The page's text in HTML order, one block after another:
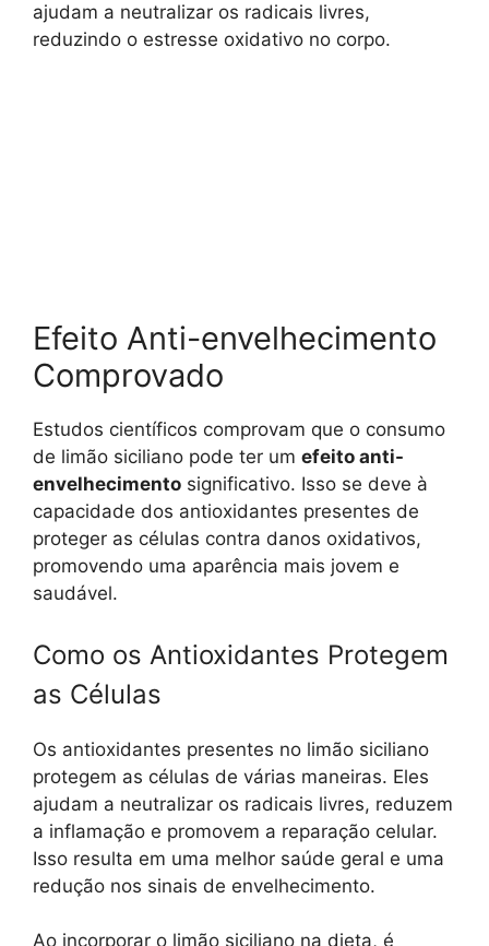
ajudam a neutralizar os radicais livres,
reduzindo o estresse oxidativo no corpo.
Efeito Anti-envelhecimento
Comprovado
Estudos científicos comprovam que o consumo
de limão siciliano pode ter um efeito anti-
envelhecimento significativo. Isso se deve à
capacidade dos antioxidantes presentes de
proteger as células contra danos oxidativos,
promovendo uma aparência mais jovem e
saudável.
Como os Antioxidantes Protegem
as Células
Os antioxidantes presentes no limão siciliano
protegem as células de várias maneiras. Eles
ajudam a neutralizar os radicais livres, reduzem
a inflamação e promovem a reparação celular.
Isso resulta em uma melhor saúde geral e uma
redução nos sinais de envelhecimento.
Ao incorporar o limão siciliano na dieta, é